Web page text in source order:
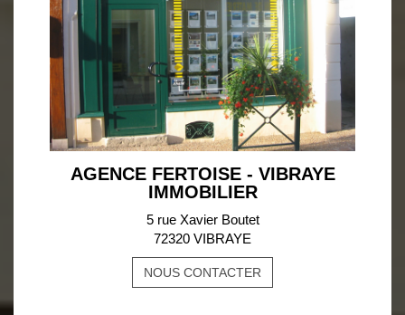
AGENCE FERTOISE - VIBRAYE
IMMOBILIER
5 rue Xavier Boutet
72320 VIBRAYE
NOUS CONTACTER